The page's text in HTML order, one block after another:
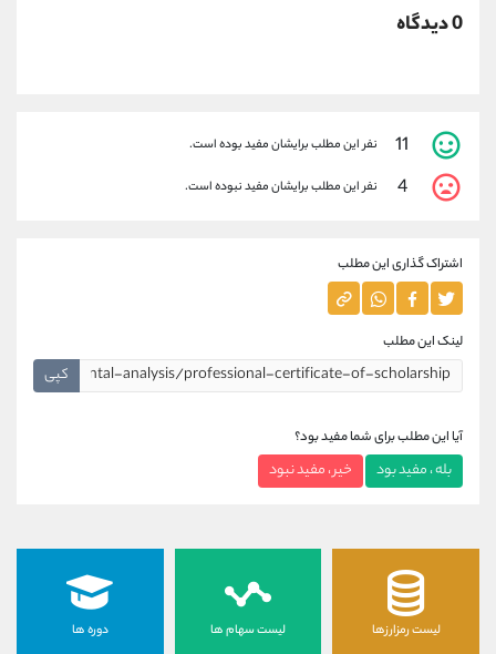
0 دیدگاه
11 نفر این مطلب برایشان مفید بوده است.
4 نفر این مطلب برایشان مفید نبوده است.
اشتراک گذاری این مطلب
لینک این مطلب
کپی
آیا این مطلب برای شما مفید بود؟
بله ، مفید بود خیر ، مفید نبود
لیست رمزارزها لیست سهام ها دوره ها